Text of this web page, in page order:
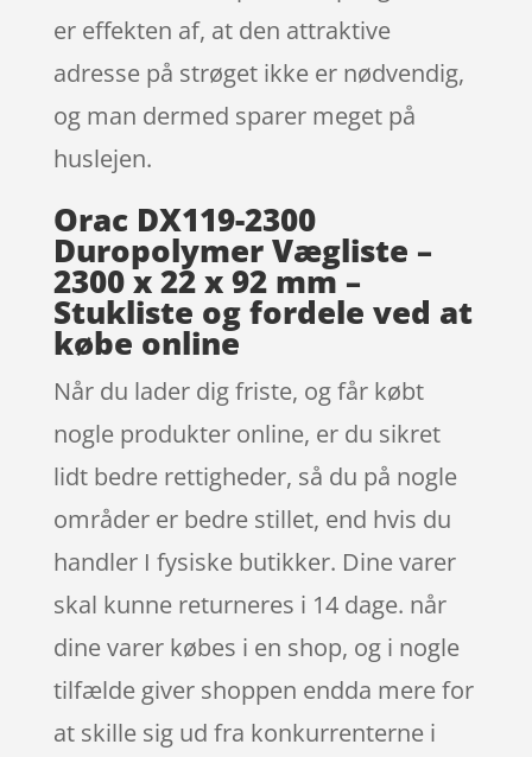
er effekten af, at den attraktive
adresse på strøget ikke er nødvendig,
og man dermed sparer meget på
huslejen.
Orac DX119-2300
Duropolymer Vægliste –
2300 x 22 x 92 mm –
Stukliste og fordele ved at
købe online
Når du lader dig friste, og får købt
nogle produkter online, er du sikret
lidt bedre rettigheder, så du på nogle
områder er bedre stillet, end hvis du
handler I fysiske butikker. Dine varer
skal kunne returneres i 14 dage. når
dine varer købes i en shop, og i nogle
tilfælde giver shoppen endda mere for
at skille sig ud fra konkurrenterne i